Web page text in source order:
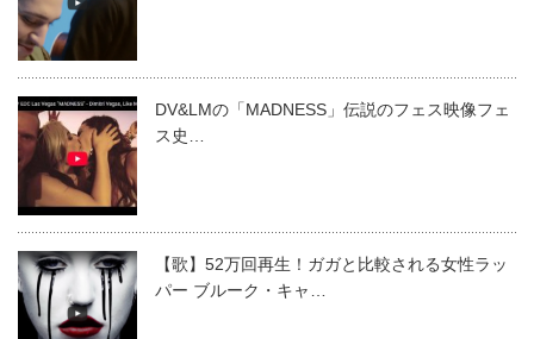
DV&LMの「MADNESS」伝説のフェス映像フェ
ス史…
【歌】52万回再生！ガガと比較される女性ラッ
パー ブルーク・キャ…